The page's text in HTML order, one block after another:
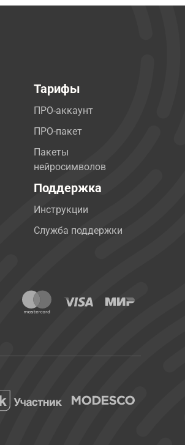
Тарифы
ПРО-аккаунт
ПРО-пакет
Пакеты
нейросимволов
Поддержка
Инструкции
Служба поддержки